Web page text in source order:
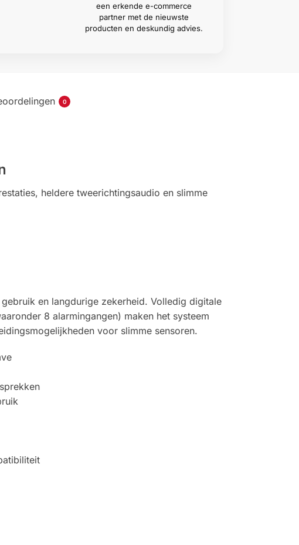
een erkende e-commerce
partner met de nieuwste
producten en deskundig advies.
0
heldere tweerichtingsaudio en slimme
en langdurige zekerheid. Volledig digitale
8 alarmingangen) maken het systeem
voor slimme sensoren.